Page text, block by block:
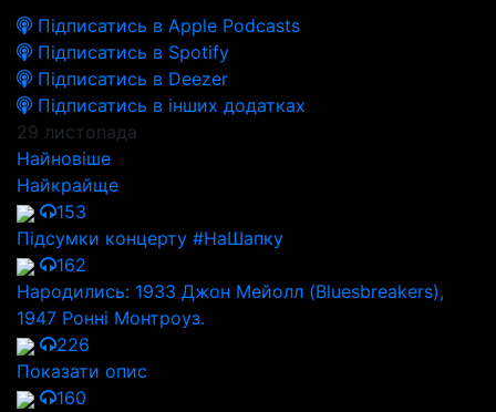
Підписатись в Apple Podcasts
Підписатись в Spotify
Підписатись в Deezer
Підписатись в інших додатках
29 листопада
Найновіше
Найкрайще
153
Підсумки концерту #НаШапку
162
Народились: 1933 Джон Мейолл (Bluesbreakers),
1947 Ронні Монтроуз.
226
Показати опис
160